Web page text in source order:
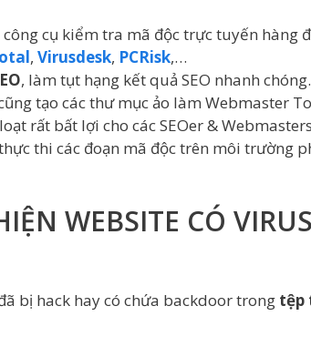
cụ kiểm tra mã độc trực tuyến hàng
, Virusdesk, PCRisk,…
, làm tụt hạng kết quả SEO nhanh chóng.
tạo các thư mục ảo làm Webmaster
rất bất lợi cho các SEOer &
thi các đoạn mã độc trên môi trường
WEBSITE CÓ
bị hack hay có chứa backdoor trong tệp